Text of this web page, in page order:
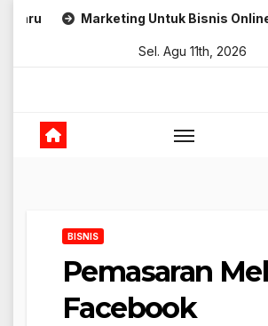
SkipMarketing Untuk Bisnis Online
Sel. Agu 11th, 2026
BISNIS
Pemasaran
Facebook